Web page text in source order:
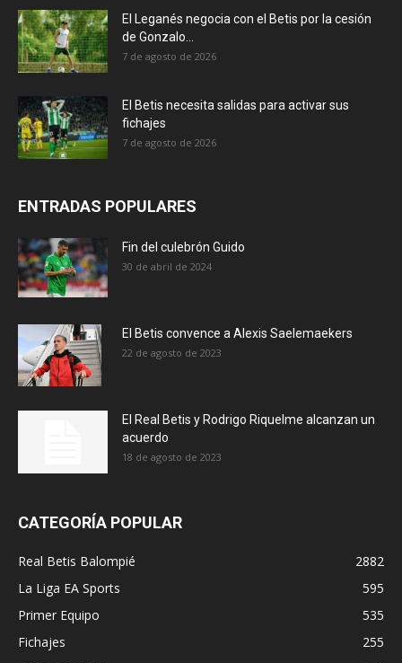
El Leganés negocia con el Betis por la cesión
de Gonzalo...
7 de agosto de 2026
El Betis necesita salidas para activar sus
fichajes
7 de agosto de 2026
ENTRADAS POPULARES
Fin del culebrón Guido
30 de abril de 2024
El Betis convence a Alexis Saelemaekers
22 de agosto de 2023
El Real Betis y Rodrigo Riquelme alcanzan un
acuerdo
18 de agosto de 2023
CATEGORÍA POPULAR
Real Betis Balompié
2882
La Liga EA Sports
595
Primer Equipo
535
Fichajes
255